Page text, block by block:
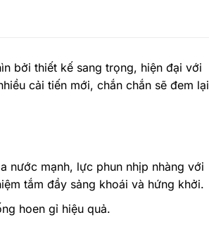
bởi thiết kế sang trọng, hiện đại với
cải tiến mới, chắn chắn sẽ đem lại
nước mạnh, lực phun nhịp nhàng với
tắm đầy sảng khoái và hứng khởi.
hoen gỉ hiệu quả.